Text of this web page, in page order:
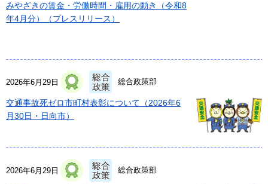
みやざきの賃金・労働時間・雇用の動き（令和8
年4月分）（プレスリリース）
2026年6月29日 総合政策部
交通事故死ゼロ市町村表彰について（2026年6
月30日・日向市）
2026年6月29日 総合政策部